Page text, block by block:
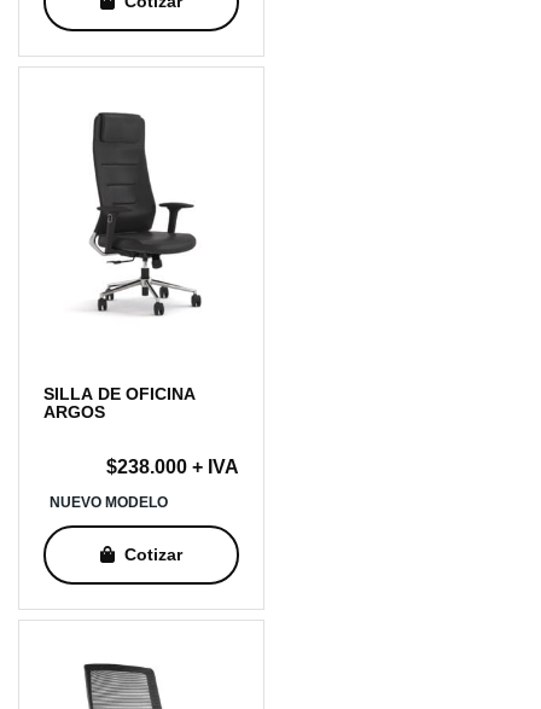
desde
$159.000
hasta
SILLA DE OFICINA
ARGOS
$238.000 + IVA
NUEVO MODELO
Cotizar